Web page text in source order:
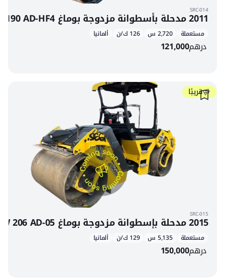
SRC-014
2011 مدحلة بأسطوانة مزدوجة بوماغ BW 190 AD-HF4
مستعملة 2,720 س 126 ك/ن ألمانيا
درهم121,000
قريبًا
SRC-015
2015 مدحلة بإسطوانة مزدوجة بوماغ BW 206 AD-05
مستعملة 5,135 س 129 ك/ن ألمانيا
درهم150,000